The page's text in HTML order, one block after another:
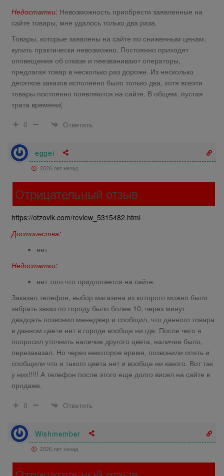
Недостатки: Невозможность приобрести заявленные на
сайте товары, мне удалось только два раза.
Товары, которые заявлены на сайте по сниженным ценам,
купить практически невозможно. Постоянно приходят
оповещения об отказе и пеезванивают операторы,
предлагая товар в несколько раз дороже. Из несколько
десятков заказов исполнено было только два, хотя всеэти
товары постоянно появляются на сайте. В общем, пустая
трата времени(
0
Ответить
eggei
2026 лет назад
Отрицательный отзыв
https://otzovik.com/review_5315482.html
Достоинства:
нет
Недостатки:
нет того что придлогается на сайте.
Заказал телефон, выбор магазина из которого можно было
забрать заказ по городу было более 10, через минут
двадцать позвонил менеджер и сообщил, что данного товара
в данном цвете нет в городе вообще ни где. После чего я
попросил уточнить наличие другого цвета, наличие было,
перезаказал. Но через некоторое время, позвонили опять и
сообщили что и такого цвета нет и вообще ни какого. Вот так
у них!!!!! А телефон после этого еще долго висел на сайте в
продаже.
0
Ответить
Wishmember
2026 лет назад